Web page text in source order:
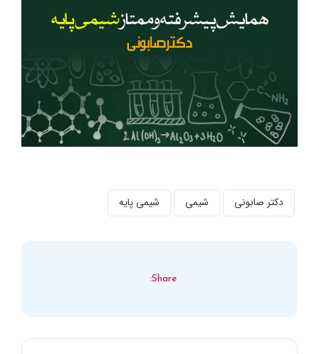
دکتر صابونی شیمی شیمی پایه
Share: